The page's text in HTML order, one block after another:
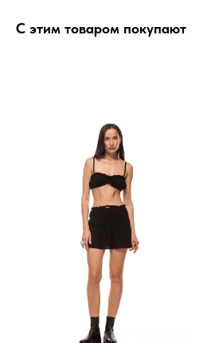
С этим товаром покупают